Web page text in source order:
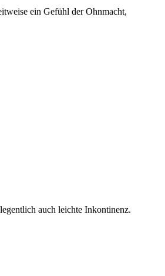
ein Gefühl der Ohnmacht,
auch leichte Inkontinenz.